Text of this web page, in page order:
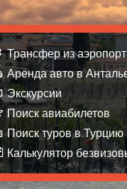
Трансфер из
Аренда авто в
Экскурсии
Поиск авиабилетов
Поиск туров в Турцию
Калькулятор